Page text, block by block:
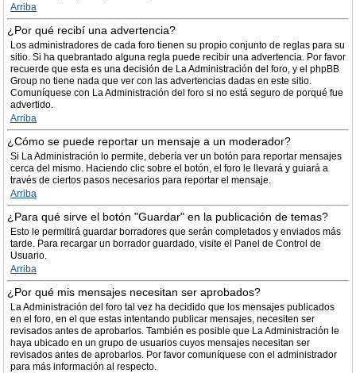
Arriba
¿Por qué recibí una advertencia?
Los administradores de cada foro tienen su propio conjunto de reglas para su
sitio. Si ha quebrantado alguna regla puede recibir una advertencia. Por favor
recuerde que esta es una decisión de La Administración del foro, y el phpBB
Group no tiene nada que ver con las advertencias dadas en este sitio.
Comuníquese con La Administración del foro si no está seguro de porqué fue
advertido.
Arriba
¿Cómo se puede reportar un mensaje a un moderador?
Si La Administración lo permite, debería ver un botón para reportar mensajes
cerca del mismo. Haciendo clic sobre el botón, el foro le llevará y guiará a
través de ciertos pasos necesarios para reportar el mensaje.
Arriba
¿Para qué sirve el botón "Guardar" en la publicación de temas?
Esto le permitirá guardar borradores que serán completados y enviados más
tarde. Para recargar un borrador guardado, visite el Panel de Control de
Usuario.
Arriba
¿Por qué mis mensajes necesitan ser aprobados?
La Administración del foro tal vez ha decidido que los mensajes publicados
en el foro, en el que estas intentando publicar mensajes, necesiten ser
revisados antes de aprobarlos. También es posible que La Administración le
haya ubicado en un grupo de usuarios cuyos mensajes necesitan ser
revisados antes de aprobarlos. Por favor comuníquese con el administrador
para más información al respecto.